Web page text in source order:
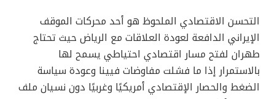
التحسن الاقتصادي الملحوظ هو أحد محركات الموقف
الإيراني الدافعة لعودة العلاقات مع الرياض حيث تحتاج
طهران لفتح مسار اقتصادي احتياطي يسمح لها
بالاستمرار إذا ما فشلت مفاوضات فيينا وعودة سياسة
الضغط والحصار الإقتصادي أمريكيًا وغربيًا دون نسيان ملف